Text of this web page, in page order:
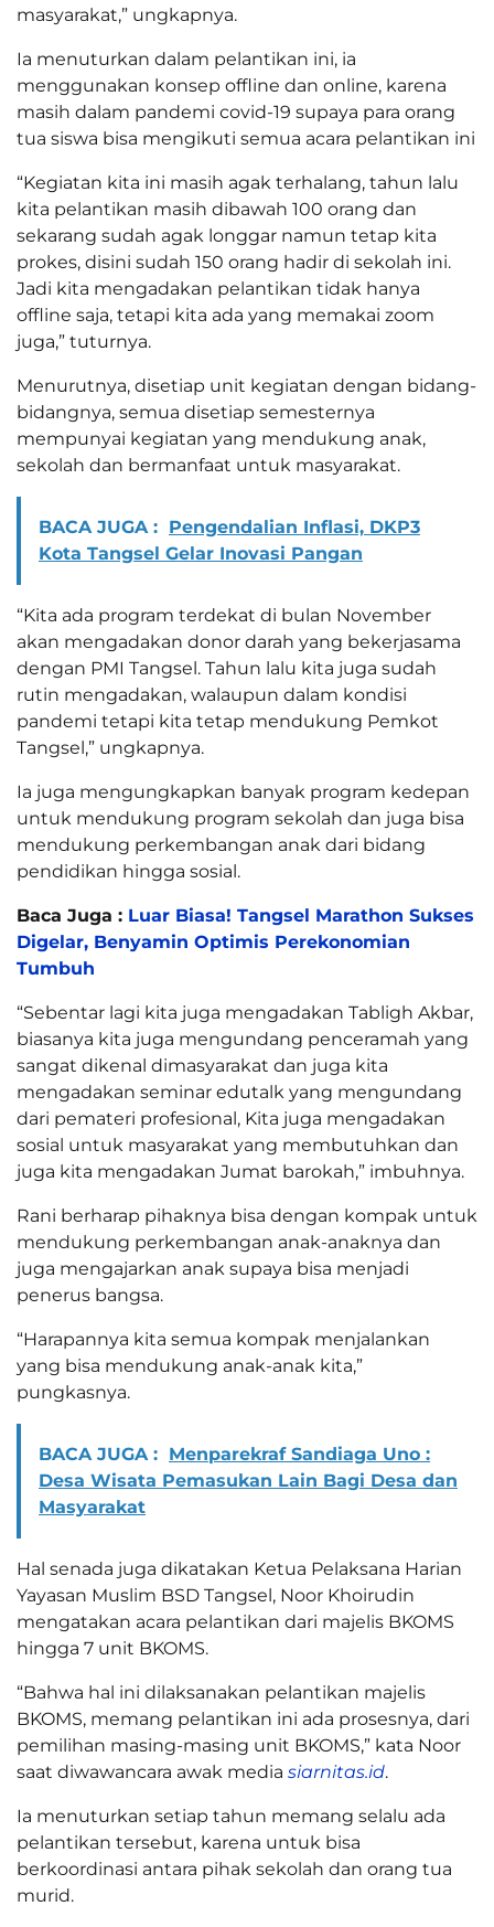
masyarakat,” ungkapnya.
Ia menuturkan dalam pelantikan ini, ia
menggunakan konsep offline dan online, karena
masih dalam pandemi covid-19 supaya para orang
tua siswa bisa mengikuti semua acara pelantikan ini
“Kegiatan kita ini masih agak terhalang, tahun lalu
kita pelantikan masih dibawah 100 orang dan
sekarang sudah agak longgar namun tetap kita
prokes, disini sudah 150 orang hadir di sekolah ini.
Jadi kita mengadakan pelantikan tidak hanya
offline saja, tetapi kita ada yang memakai zoom
juga,” tuturnya.
Menurutnya, disetiap unit kegiatan dengan bidang-
bidangnya, semua disetiap semesternya
mempunyai kegiatan yang mendukung anak,
sekolah dan bermanfaat untuk masyarakat.
BACA JUGA : Pengendalian Inflasi, DKP3
Kota Tangsel Gelar Inovasi Pangan
“Kita ada program terdekat di bulan November
akan mengadakan donor darah yang bekerjasama
dengan PMI Tangsel. Tahun lalu kita juga sudah
rutin mengadakan, walaupun dalam kondisi
pandemi tetapi kita tetap mendukung Pemkot
Tangsel,” ungkapnya.
Ia juga mengungkapkan banyak program kedepan
untuk mendukung program sekolah dan juga bisa
mendukung perkembangan anak dari bidang
pendidikan hingga sosial.
Baca Juga : Luar Biasa! Tangsel Marathon Sukses
Digelar, Benyamin Optimis Perekonomian
Tumbuh
“Sebentar lagi kita juga mengadakan Tabligh Akbar,
biasanya kita juga mengundang penceramah yang
sangat dikenal dimasyarakat dan juga kita
mengadakan seminar edutalk yang mengundang
dari pemateri profesional, Kita juga mengadakan
sosial untuk masyarakat yang membutuhkan dan
juga kita mengadakan Jumat barokah,” imbuhnya.
Rani berharap pihaknya bisa dengan kompak untuk
mendukung perkembangan anak-anaknya dan
juga mengajarkan anak supaya bisa menjadi
penerus bangsa.
“Harapannya kita semua kompak menjalankan
yang bisa mendukung anak-anak kita,”
pungkasnya.
BACA JUGA : Menparekraf Sandiaga Uno :
Desa Wisata Pemasukan Lain Bagi Desa dan
Masyarakat
Hal senada juga dikatakan Ketua Pelaksana Harian
Yayasan Muslim BSD Tangsel, Noor Khoirudin
mengatakan acara pelantikan dari majelis BKOMS
hingga 7 unit BKOMS.
“Bahwa hal ini dilaksanakan pelantikan majelis
BKOMS, memang pelantikan ini ada prosesnya, dari
pemilihan masing-masing unit BKOMS,” kata Noor
saat diwawancara awak media siarnitas.id.
Ia menuturkan setiap tahun memang selalu ada
pelantikan tersebut, karena untuk bisa
berkoordinasi antara pihak sekolah dan orang tua
murid.